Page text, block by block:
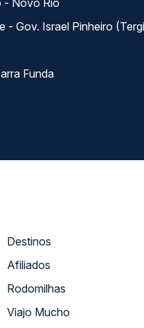
- Novo Rio
- Gov. Israel Pinheiro
Funda
Destinos
Afiliados
Rodomilhas
Viajo Mucho